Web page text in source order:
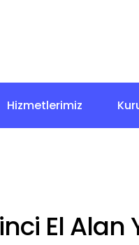
Hizmetlerimiz
El Alan